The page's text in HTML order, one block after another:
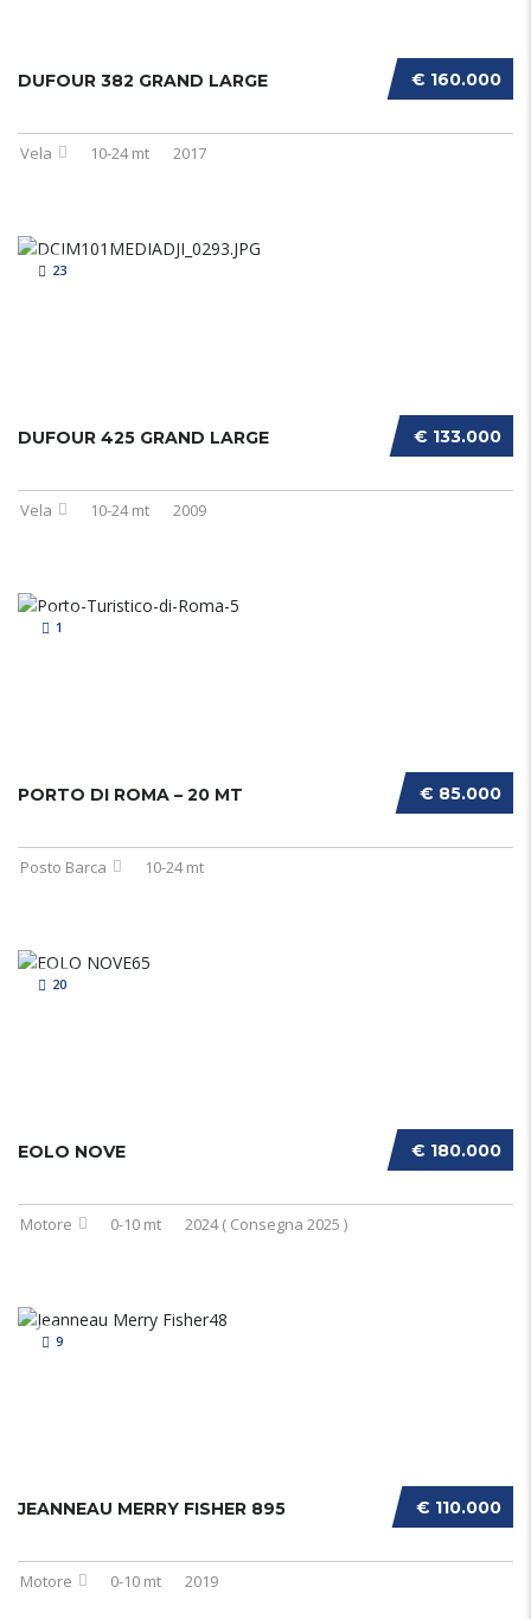
€ 160.000
DUFOUR 382 GRAND LARGE
Vela 10-24 mt 2017
23
€ 133.000
DUFOUR 425 GRAND LARGE
Vela 10-24 mt 2009
1
€ 85.000
PORTO DI ROMA – 20 MT
Posto Barca 10-24 mt
20
€ 180.000
EOLO NOVE
Motore 0-10 mt 2024 ( Consegna 2025 )
9
€ 110.000
JEANNEAU MERRY FISHER 895
Motore 0-10 mt 2019